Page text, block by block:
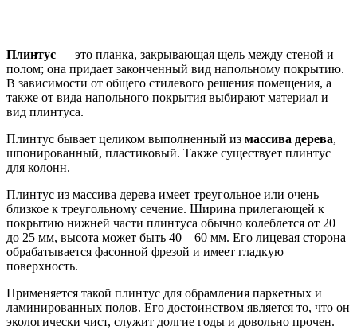
Плинтус — это планка, закрывающая щель между стеной и
полом; она придает законченный вид напольному покрытию.
В зависимости от общего стилевого решения помещения, а
также от вида напольного покрытия выбирают материал и
вид плинтуса.
Плинтус бывает целиком выполненный из массива дерева,
шпонированный, пластиковый. Также существует плинтус
для колонн.
Плинтус из массива дерева имеет треугольное или очень
близкое к треугольному сечение. Ширина прилегающей к
покрытию нижней части плинтуса обычно колеблется от 20
до 25 мм, высота может быть 40—60 мм. Его лицевая сторона
обрабатывается фасонной фрезой и имеет гладкую
поверхность.
Применяется такой плинтус для обрамления паркетных и
ламинированных полов. Его достоинством является то, что он
экологически чист, служит долгие годы и довольно прочен.